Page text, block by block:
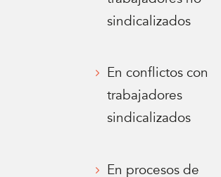
sindicalizados
En conflictos con
trabajadores
sindicalizados
En procesos de